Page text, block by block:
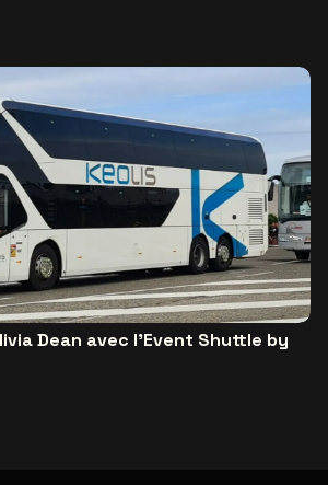
Dean avec l’Event Shuttle by